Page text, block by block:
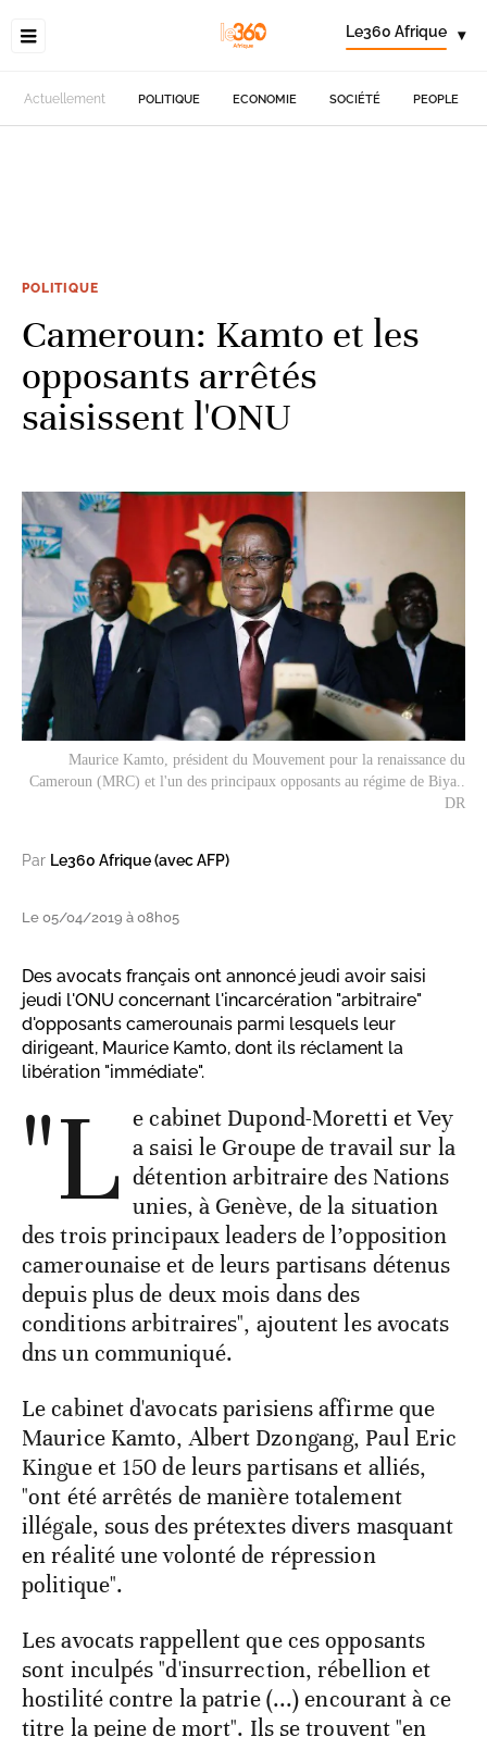
Le360 Afrique ▾
Actuellement POLITIQUE ECONOMIE SOCIÉTÉ PEOPLE
POLITIQUE
Cameroun: Kamto et les
opposants arrêtés
saisissent l'ONU
Maurice Kamto, président du Mouvement pour la renaissance du
Cameroun (MRC) et l'un des principaux opposants au régime de Biya..
DR
Par Le360 Afrique (avec AFP)
Le 05/04/2019 à 08h05
Des avocats français ont annoncé jeudi avoir saisi
jeudi l'ONU concernant l'incarcération "arbitraire"
d'opposants camerounais parmi lesquels leur
dirigeant, Maurice Kamto, dont ils réclament la
libération "immédiate".
"L e cabinet Dupond-Moretti et Vey
a saisi le Groupe de travail sur la
détention arbitraire des Nations
unies, à Genève, de la situation
des trois principaux leaders de l’opposition
camerounaise et de leurs partisans détenus
depuis plus de deux mois dans des
conditions arbitraires", ajoutent les avocats
dns un communiqué.
Le cabinet d'avocats parisiens affirme que
Maurice Kamto, Albert Dzongang, Paul Eric
Kingue et 150 de leurs partisans et alliés,
"ont été arrêtés de manière totalement
illégale, sous des prétextes divers masquant
en réalité une volonté de répression
politique".
Les avocats rappellent que ces opposants
sont inculpés "d'insurrection, rébellion et
hostilité contre la patrie (...) encourant à ce
titre la peine de mort". Ils se trouvent "en